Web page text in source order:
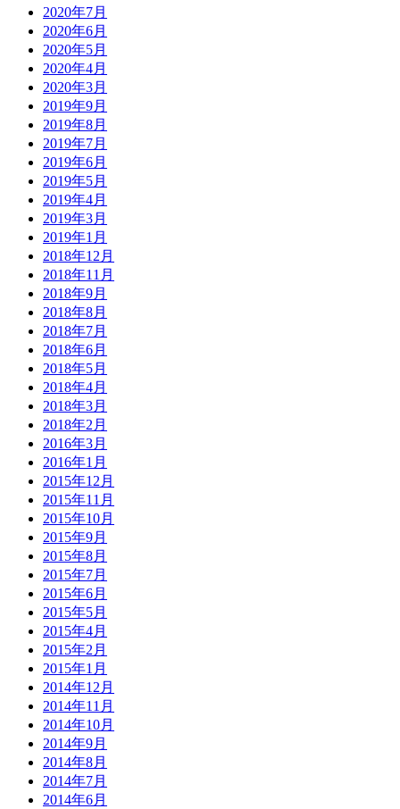
2020年7月
2020年6月
2020年5月
2020年4月
2020年3月
2019年9月
2019年8月
2019年7月
2019年6月
2019年5月
2019年4月
2019年3月
2019年1月
2018年12月
2018年11月
2018年9月
2018年8月
2018年7月
2018年6月
2018年5月
2018年4月
2018年3月
2018年2月
2016年3月
2016年1月
2015年12月
2015年11月
2015年10月
2015年9月
2015年8月
2015年7月
2015年6月
2015年5月
2015年4月
2015年2月
2015年1月
2014年12月
2014年11月
2014年10月
2014年9月
2014年8月
2014年7月
2014年6月